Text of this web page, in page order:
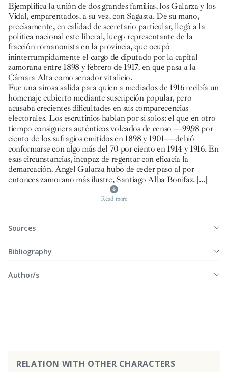
Ejemplifica la unión de dos grandes familias, los Galarza y los
Vidal, emparentados, a su vez, con Sagasta. De su mano,
precisamente, en calidad de secretario particular, llegó a la
política nacional este liberal, luego representante de la
fracción romanonista en la provincia, que ocupó
ininterrumpidamente el cargo de diputado por la capital
zamorana entre 1898 y febrero de 1917, en que pasa a la
Cámara Alta como senador vitalicio.
Fue una airosa salida para quien a mediados de 1916 recibía un
homenaje cubierto mediante suscripción popular, pero
acusaba crecientes dificultades en sus comparecencias
electorales. Los escrutinios hablan por sí solos: el que en otro
tiempo consiguiera auténticos volcados de censo —99,98 por
ciento de los sufragios emitidos en 1898 y 1901— debió
conformarse con algo más del 70 por ciento en 1914 y 1916. En
esas circunstancias, incapaz de regentar con eficacia la
demarcación, Ángel Galarza hubo de ceder paso al por
entonces zamorano más ilustre, Santiago Alba Bonifaz. [...]
Read more
Sources
Bibliography
Author/s
RELATION WITH OTHER CHARACTERS